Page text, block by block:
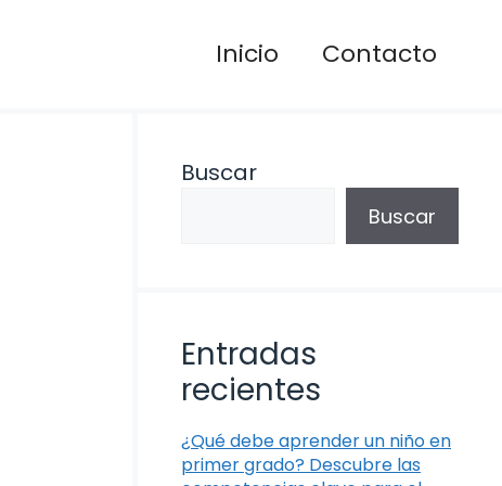
Inicio Contacto
Buscar
Buscar
Entradas
recientes
¿Qué debe aprender un niño en
primer grado? Descubre las